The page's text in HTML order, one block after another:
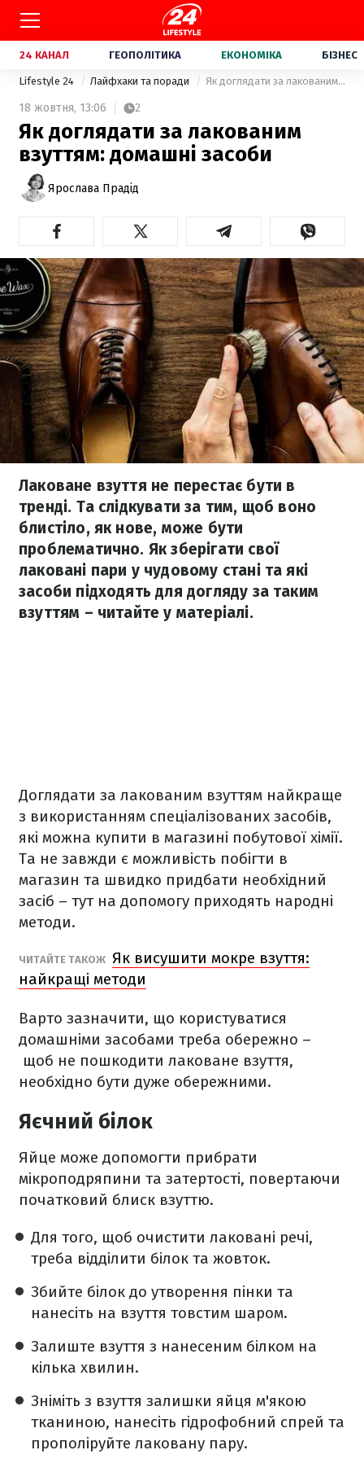
24 КАНАЛ ГЕОПОЛІТИКА ЕКОНОМІКА БІЗНЕС
Lifestyle 24 Лайфхаки та поради Як доглядати за лакованим взуттям: домашні засоби
18 жовтня, 13:06 2
Як доглядати за лакованим
взуттям: домашні засоби
Ярослава Прадід
Лаковане взуття не перестає бути в
тренді. Та слідкувати за тим, щоб воно
блистіло, як нове, може бути
проблематично. Як зберігати свої
лаковані пари у чудовому стані та які
засоби підходять для догляду за таким
взуттям – читайте у матеріалі.
Доглядати за лакованим взуттям найкраще
з використанням спеціалізованих засобів,
які можна купити в магазині побутової хімії.
Та не завжди є можливість побігти в
магазин та швидко придбати необхідний
засіб – тут на допомогу приходять народні
методи.
ЧИТАЙТЕ ТАКОЖ Як висушити мокре взуття:
найкращі методи
Варто зазначити, що користуватися
домашніми засобами треба обережно –
щоб не пошкодити лаковане взуття,
необхідно бути дуже обережними.
Яєчний білок
Яйце може допомогти прибрати
мікроподряпини та затертості, повертаючи
початковий блиск взуттю.
Для того, щоб очистити лаковані речі,
треба відділити білок та жовток.
Збийте білок до утворення пінки та
нанесіть на взуття товстим шаром.
Залиште взуття з нанесеним білком на
кілька хвилин.
Зніміть з взуття залишки яйця м'якою
тканиною, нанесіть гідрофобний спрей та
прополіруйте лаковану пару.